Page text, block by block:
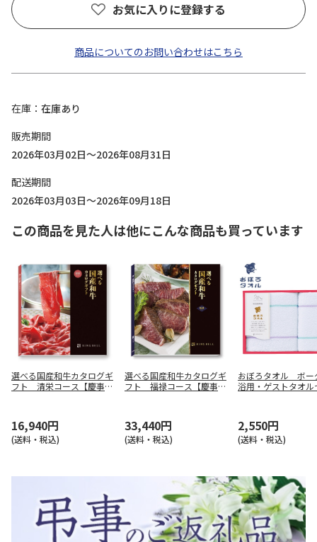
お気に入りに登録する
商品についてのお問い合わせはこちら
在庫
在庫あり
販売期間
2026年03月02日～2026年08月31日
配送期間
2026年03月03日～2026年09月18日
この商品を見た人は他にこんな商品も買っています
選べる国産和牛カタログギ
フト 清栄コース【慶事
16,940円
(送料・税込)
選べる国産和牛カタログギ
フト 福禄コース【慶事
33,440円
(送料・税込)
おぼろタオル ボ
浴用・ゲストタオル
2,550円
(送料・税込)